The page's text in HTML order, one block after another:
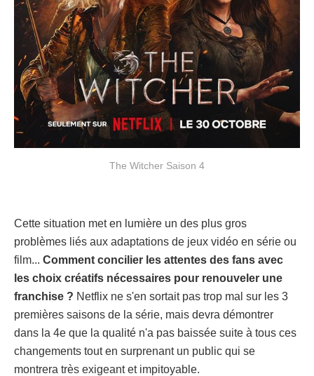
The Witcher Saison 4
Cette situation met en lumière un des plus gros
problèmes liés aux adaptations de jeux vidéo en série ou
film... Comment concilier les attentes des fans avec
les choix créatifs nécessaires pour renouveler une
franchise ? Netflix ne s'en sortait pas trop mal sur les 3
premières saisons de la série, mais devra démontrer
dans la 4e que la qualité n'a pas baissée suite à tous ces
changements tout en surprenant un public qui se
montrera très exigeant et impitoyable.